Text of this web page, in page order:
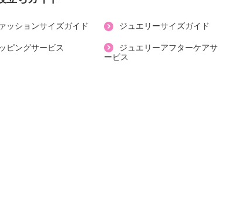
っきりと押えます。裾は、身生地よりもパワーが強く
感・速乾性のあるパワーネットを巻き付けており、ま
ッションサイズガイド ジュエリーサイズガイド
ピングサービス
ジュエリーアフターケアサ
ービス